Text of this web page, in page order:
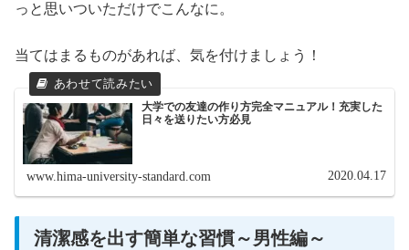
っと思いついただけでこんなに。
当てはまるものがあれば、気を付けましょう！
大学での友達の作り方完全マニュアル！充実した
日々を送りたい方必見
www.hima-university-standard.com 2020.04.17
清潔感を出す簡単な習慣～男性編～